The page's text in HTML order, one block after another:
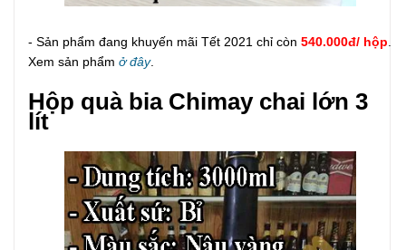
- Sản phẩm đang khuyến mãi Tết 2021 chỉ còn 540.000đ/ hộp.
Xem sản phẩm ở đây.
Hộp quà bia Chimay chai lớn 3
lít